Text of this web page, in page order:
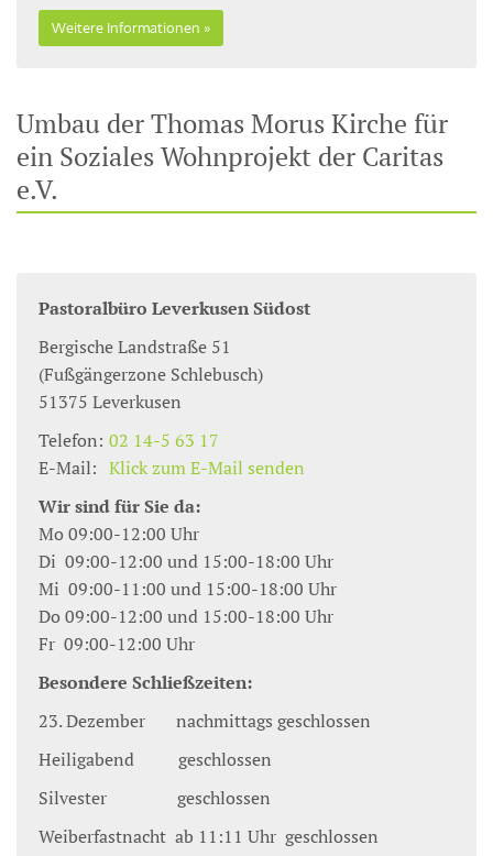
Weitere Informationen
Umbau der Thomas Morus Kirche für
ein Soziales Wohnprojekt der Caritas
e.V.
Pastoralbüro Leverkusen Südost
Bergische Landstraße 51
(Fußgängerzone Schlebusch)
51375 Leverkusen
Telefon: 02 14-5 63 17
E-Mail: Klick zum E-Mail senden
Wir sind für Sie da:
Mo 09:00-12:00 Uhr
Di 09:00-12:00 und 15:00-18:00 Uhr
Mi 09:00-11:00 und 15:00-18:00 Uhr
Do 09:00-12:00 und 15:00-18:00 Uhr
Fr 09:00-12:00 Uhr
Besondere Schließzeiten:
23. Dezember nachmittags geschlossen
Heiligabend geschlossen
Silvester geschlossen
Weiberfastnacht ab 11:11 Uhr geschlossen